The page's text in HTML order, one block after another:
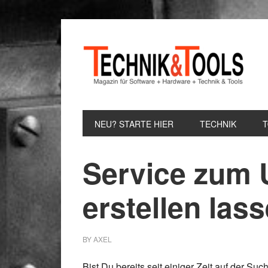
Hauptnavigation
springen
springen
springen
NEU? STARTE HIER TECHNIK
Service zum
erstellen
BYAXEL